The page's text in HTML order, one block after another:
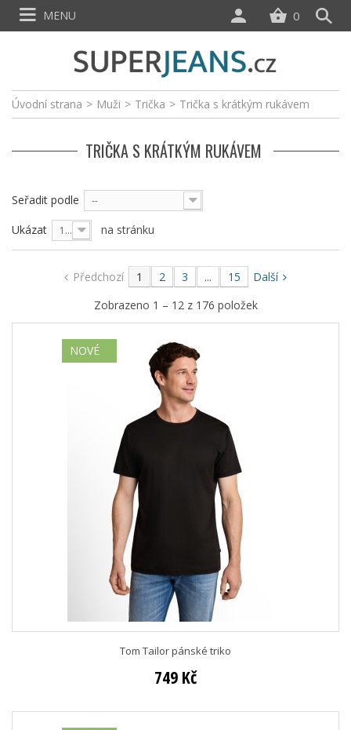
Úvodní strana > Muži > Trička > Trička s krátkým rukávem
TRIČKA S KRÁTKÝM RUKÁVEM
Seřadit podle --
Ukázat 12 na stránku
Předchozí 1 2 3 ... 15
Další
Zobrazeno 1 – 12 z 176 položek
NOVÉ
Tom Tailor pánské triko
749 Kč
0
MENU